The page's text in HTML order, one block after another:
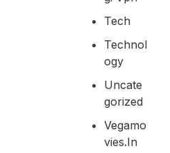
Tech
Technol
Ogy
Uncate
Gorized
Vegamo
Vies.in